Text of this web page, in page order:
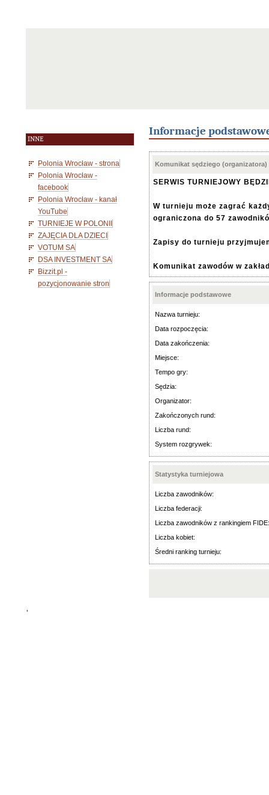
INNE
Polonia Wrocław - strona
Polonia Wrocław -
facebook
Polonia Wrocław - kanał
YouTube
TURNIEJE W POLONII
ZAJĘCIA DLA DZIECI
VOTUM SA
DSA INVESTMENT SA
Bizzit.pl -
pozycjonowanie stron
Informacje
Komunikat sędziego (organizatora)
SERWIS TURNIEJOWY
W turnieju może zagrać
ograniczona do 57
Zapisy do turnieju
Komunikat zawodów w
Informacje podstawowe
Nazwa turnieju:
Data rozpoczęcia:
Data zakończenia:
Miejsce:
Tempo gry:
Sędzia:
Organizator:
Zakończonych rund:
Liczba rund:
System rozgrywek:
Statystyka turniejowa
Liczba zawodników:
Liczba federacji:
Liczba zawodników z rankingiem FIDE:
Liczba kobiet:
Średni ranking turnieju:
'